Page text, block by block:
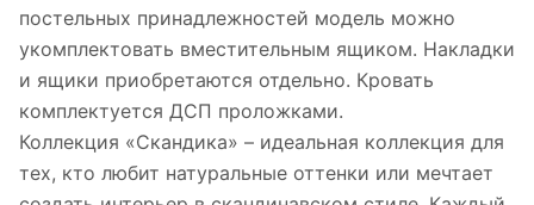
постельных принадлежностей модель можно
укомплектовать вместительным ящиком. Накладки
и ящики приобретаются отдельно. Кровать
комплектуется ДСП проложками.
Коллекция «Скандика» – идеальная коллекция для
тех, кто любит натуральные оттенки или мечтает